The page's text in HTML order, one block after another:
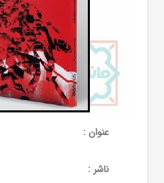
عنوان :
ناشر :